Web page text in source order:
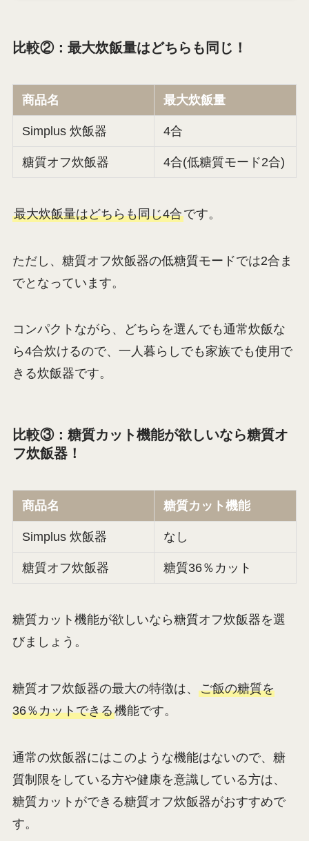
比較②：最大炊飯量はどちらも同じ！
商品名 最大炊飯量
Simplus 炊飯器 4合
糖質オフ炊飯器 4合(低糖質モード2合)
最大炊飯量はどちらも同じ4合です。
ただし、糖質オフ炊飯器の低糖質モードでは2合ま
でとなっています。
コンパクトながら、どちらを選んでも通常炊飯な
ら4合炊けるので、一人暮らしでも家族でも使用で
きる炊飯器です。
比較③：糖質カット機能が欲しいなら糖質オ
フ炊飯器！
商品名 糖質カット機能
Simplus 炊飯器 なし
糖質オフ炊飯器 糖質36％カット
糖質カット機能が欲しいなら糖質オフ炊飯器を選
びましょう。
糖質オフ炊飯器の最大の特徴は、 ご飯の糖質を
36％カットできる機能です。
通常の炊飯器にはこのような機能はないので、糖
質制限をしている方や健康を意識している方は、
糖質カットができる糖質オフ炊飯器がおすすめで
す。